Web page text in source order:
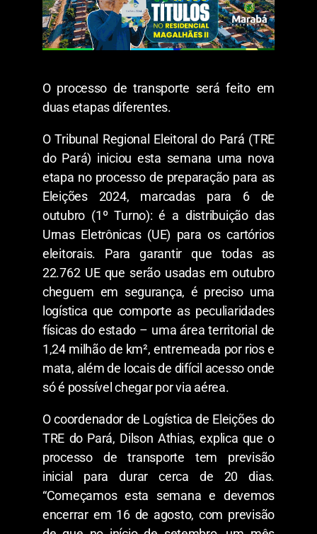
O processo de transporte será feito em
duas etapas diferentes.
O Tribunal Regional Eleitoral do Pará (TRE
do Pará) iniciou esta semana uma nova
etapa no processo de preparação para as
Eleições 2024, marcadas para 6 de
outubro (1º Turno): é a distribuição das
Urnas Eletrônicas (UE) para os cartórios
eleitorais. Para garantir que todas as
22.762 UE que serão usadas em outubro
cheguem em segurança, é preciso uma
logística que comporte as peculiaridades
físicas do estado – uma área territorial de
1,24 milhão de km², entremeada por rios e
mata, além de locais de difícil acesso onde
só é possível chegar por via aérea.
O coordenador de Logística de Eleições do
TRE do Pará, Dilson Athias, explica que o
processo de transporte tem previsão
inicial para durar cerca de 20 dias.
“Começamos esta semana e devemos
encerrar em 16 de agosto, com previsão